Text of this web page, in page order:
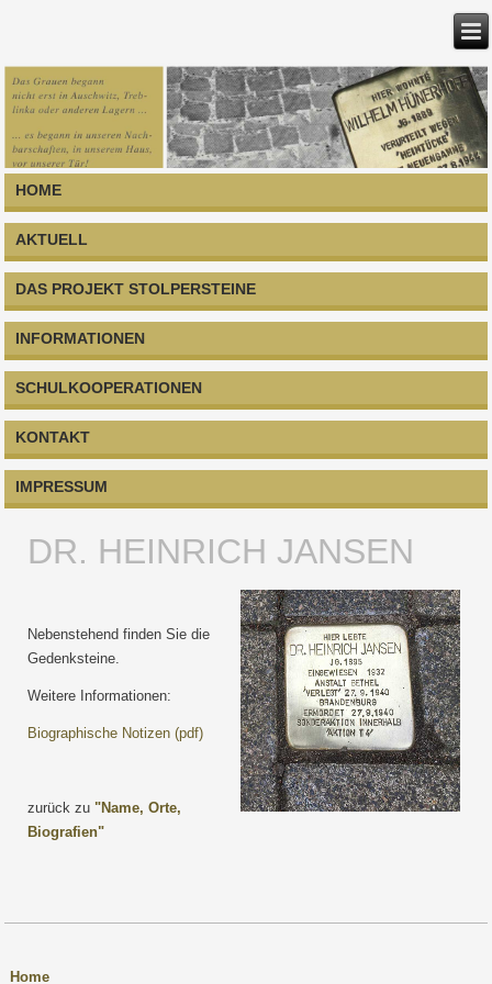
HOME
AKTUELL
DAS PROJEKT STOLPERSTEINE
INFORMATIONEN
SCHULKOOPERATIONEN
KONTAKT
IMPRESSUM
DR. HEINRICH JANSEN
Nebenstehend finden Sie die
Gedenksteine.
Weitere Informationen:
Biographische Notizen (pdf)
zurück zu"Name, Orte,
Biografien"
Home